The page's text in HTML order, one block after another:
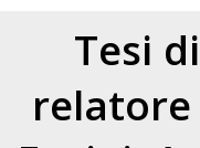
Tesi